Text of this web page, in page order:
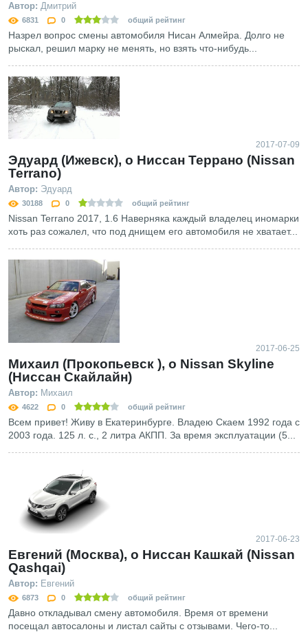
Автор: Дмитрий
6831 0 общий рейтинг
Назрел вопрос смены автомобиля Нисан Алмейра. Долго не
рыскал, решил марку не менять, но взять что-нибудь...
2017-07-09
Эдуард (Ижевск), о Ниссан Террано (Nissan
Terrano)
Автор: Эдуард
30188 0 общий рейтинг
Nissan Terrano 2017, 1.6 Наверняка каждый владелец иномарки
хоть раз сожалел, что под днищем его автомобиля не хватает...
2017-06-25
Михаил (Прокопьевск ), о Nissan Skyline
(Ниссан Скайлайн)
Автор: Михаил
4622 0 общий рейтинг
Всем привет! Живу в Екатеринбурге. Владею Скаем 1992 года с
2003 года. 125 л. с., 2 литра АКПП. За время эксплуатации (5...
2017-06-23
Евгений (Москва), о Ниссан Кашкай (Nissan
Qashqai)
Автор: Евгений
6873 0 общий рейтинг
Давно откладывал смену автомобиля. Время от времени
посещал автосалоны и листал сайты с отзывами. Чего-то...